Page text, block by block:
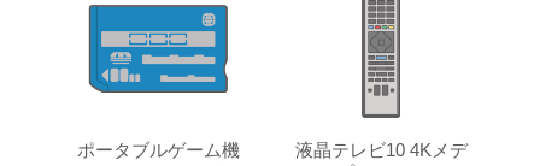
ポータブルゲーム機
液晶テレビ10 4Kメデ